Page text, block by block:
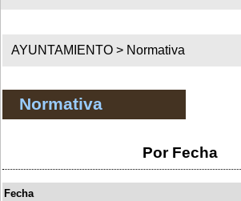
AYUNTAMIENTO > Normativa
Normativa
Por Fecha
Fecha